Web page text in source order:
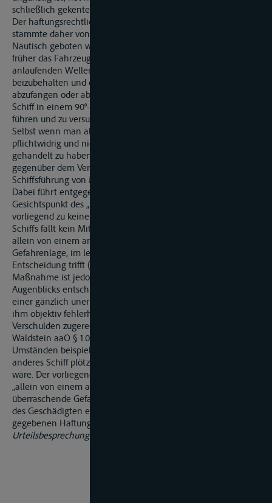
schließlich gekentert.
Der haftungsrechtlich entscheidende Beitrag für den Unfall
stammte daher von der Schiffsführung der Yacht der KI.
Nautisch geboten wäre es gewesen, entweder bereits viel
früher das Fahrzeug in einen Winkel zu den zu erwartenden
anlaufenden Wellen zu stellen oder aber den Kurs
beizubehalten und die Wellen unter Maschineneinsatz
abzufangen oder aber durch Ruderlage leicht Backbord das
Schiff in einem 90°-Winkel zu den anlaufenden Wellen zu
führen und zu versuchen, diese mit dem Heck aufzunehmen.
Selbst wenn man also dem Bekl. zum Vorwurf machen würde,
pflichtwidrig und nicht mit der erforderlichen Sorgfalt
gehandelt zu haben, so würde der ihm anzlastende Beitrag
gegenüber dem Verursachens- und Verschuldensbeitrag der
Schiffsführung von MY „A." nicht ins Gewicht fallen.
Dabei führt entgegen der Auffassung der KI. der rechtliche
Gesichtspunkt des „Manövers des letzten Augenblicks"
vorliegend zu keinem anderen Ergebnis: Der Führung eines
Schiffs fällt kein Mitverschulden zur Last, wenn sie in einer
allein von einem anderen Schiff schuldhaft herbeigeführten
Gefahrenlage, im letzten Augenblick eine unrichtige
Entscheidung trifft (BGH VersR 1971, 339). Eine fehlerhafte
Maßnahme ist jedoch nur dann als solche des letzten
Augenblicks entschuldigt, wenn ein Schiffsführer plötzlich zu
einer gänzlich unerwarteten Reaktion gezwungen ist, sodass
ihm objektiv fehlerhaftes Verhalten billigerweise nicht als
Verschulden zugerechnet werden kann (vgl. Bemm/v.
Waldstein aaO § 1.04 Rdn. 29 m. w. N.). Dies könnte unter
Umständen beispielsweise dann anzunehmen sein, wenn ein
anderes Schiff plötzlich auf Kollisionskurs zu MY „A." gegangen
wäre. Der vorliegende Überholvorgang stellt hingegen keine
„allein von einem anderen Schiff herbeigeführte völlig
überraschende Gefahrenlage" dar, die das Eigenverschulden
des Geschädigten entfallen ließe und zu einer sonst nicht
gegebenen Haftung des anderen führen würde.
Urteilsbesprechung aus VersR 2003, S. 397